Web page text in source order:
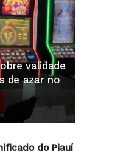
validade
de azar no
do Piauí